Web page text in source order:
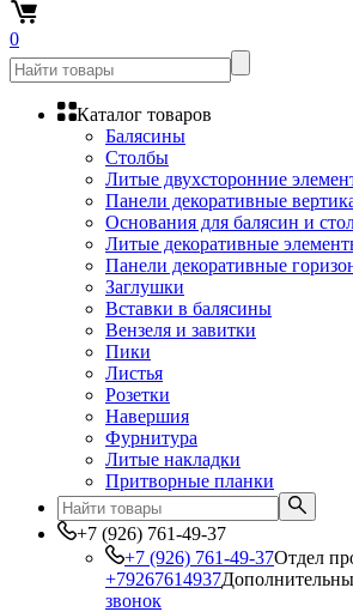
0
Каталог товаров
Балясины
Столбы
Литые двухсторонние
Панели декоративные
Основания для балясин и
Литые декоративные
Панели декоративные
Заглушки
Вставки в балясины
Вензеля и завитки
Пики
Листья
Розетки
Навершия
Фурнитура
Литые накладки
Притворные планки
+7 (926) 761-49-37
+7 (926) 761-49-37Отдел
+79267614937
звонок